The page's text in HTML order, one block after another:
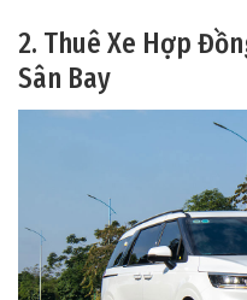
2. Thuê Xe Hợp
Sân Bay